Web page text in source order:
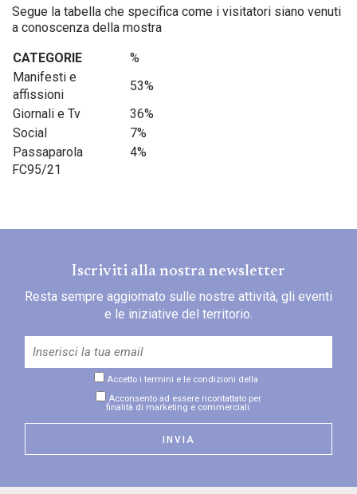
Segue la tabella che specifica come i visitatori siano venuti
a conoscenza della mostra
CATEGORIE
%
Manifesti e
affissioni
53%
Giornali e Tv
36%
Social
7%
Passaparola
4%
FC95/21
Iscriviti alla nostra newsletter
Resta sempre aggiornato sulle nostre attività, gli eventi
e le iniziative del territorio.
Accetto i termini e le condizioni della
Acconsento ad essere ricontattato per
finalità di marketing e commerciali.